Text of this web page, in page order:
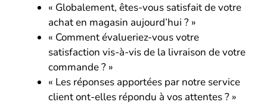
« Globalement, êtes-vous satisfait de votre
achat en magasin aujourd’hui ? »
« Comment évalueriez-vous votre
satisfaction vis-à-vis de la livraison de votre
commande ? »
« Les réponses apportées par notre service
client ont-elles répondu à vos attentes ? »